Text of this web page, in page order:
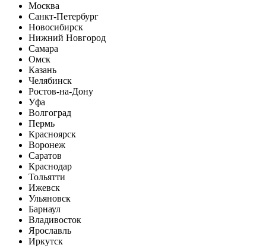
Москва
Санкт-Петербург
Новосибирск
Нижний Новгород
Самара
Омск
Казань
Челябинск
Ростов-на-Дону
Уфа
Волгоград
Пермь
Красноярск
Воронеж
Саратов
Краснодар
Тольятти
Ижевск
Ульяновск
Барнаул
Владивосток
Ярославль
Иркутск